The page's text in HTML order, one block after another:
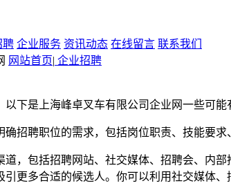
聘 企业服务 资讯动态 在线留言 联系我们
网站首页| 企业招聘
下是上海峰卓叉车有限公司企业网一些可能
招聘职位的需求，包括岗位职责、技能要
，包括招聘网站、社交媒体、招聘会、内
更多合适的候选人。你可以利用社交媒体、